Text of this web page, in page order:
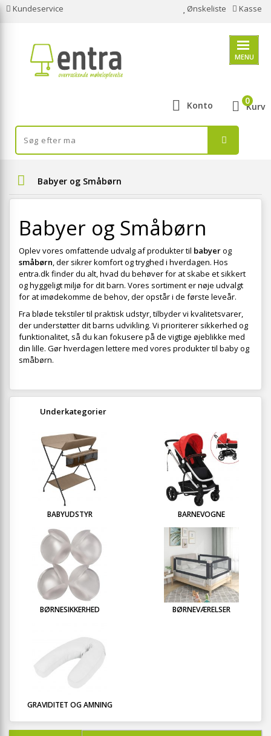
Kundeservice Ønskeliste Kasse
MENU
Konto Kurv
0
Babyer og Småbørn
Babyer og Småbørn
Oplev vores omfattende udvalg af produkter til babyerog
småbørn, der sikrer komfort og tryghed i hverdagen. Hos
entra.dk finder du alt, hvad du behøver for at skabe et sikkert
og hyggeligt miljø for dit barn. Vores sortiment er nøje udvalgt
for at imødekomme de behov, der opstår i de første leveår.
Fra bløde tekstiler til praktisk udstyr, tilbyder vi kvalitetsvarer,
der understøtter dit barns udvikling. Vi prioriterer sikkerhed og
funktionalitet, så du kan fokusere på de vigtige øjeblikke med
din lille. Gør hverdagen lettere med vores produkter til baby og
småbørn.
Underkategorier
BABYUDSTYR BARNEVOGNE
BØRNESIKKERHED BØRNEVÆRELSER
GRAVIDITET OG AMNING